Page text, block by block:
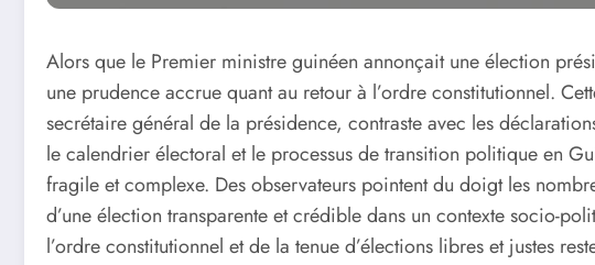
Alors que le Premier ministre guinéen annonçait une élection
une prudence accrue quant au retour à l’ordre constitutionnel.
secrétaire général de la présidence, contraste avec les
le calendrier électoral et le processus de transition politique en
fragile et complexe. Des observateurs pointent du doigt les
d’une élection transparente et crédible dans un contexte socio-
l’ordre constitutionnel et de la tenue d’élections libres et justes